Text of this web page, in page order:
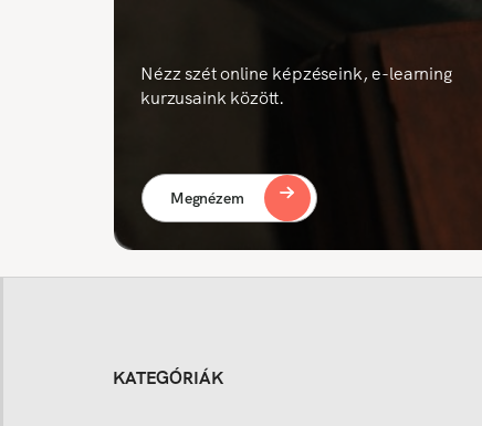
Nézz szét online képzéseink, e-learning
kurzusaink között.
Megnézem
KATEGÓRIÁK